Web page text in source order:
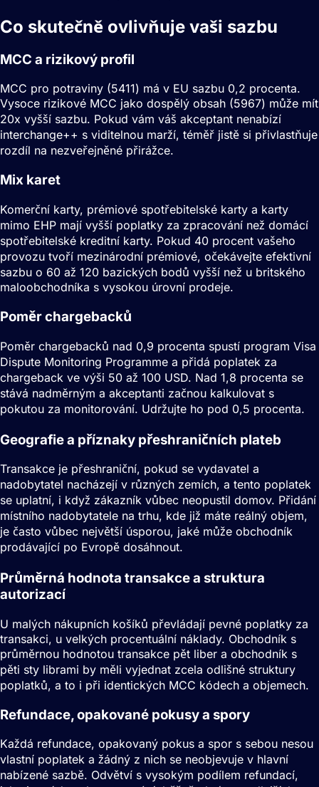
Co skutečně ovlivňuje vaši sazbu
MCC a rizikový profil
MCC pro potraviny (5411) má v EU sazbu 0,2 procenta.
Vysoce rizikové MCC jako dospělý obsah (5967) může mít
20x vyšší sazbu. Pokud vám váš akceptant nenabízí
interchange++ s viditelnou marží, téměř jistě si přivlastňuje
rozdíl na nezveřejněné přirážce.
Mix karet
Komerční karty, prémiové spotřebitelské karty a karty
mimo EHP mají vyšší poplatky za zpracování než domácí
spotřebitelské kreditní karty. Pokud 40 procent vašeho
provozu tvoří mezinárodní prémiové, očekávejte efektivní
sazbu o 60 až 120 bazických bodů vyšší než u britského
maloobchodníka s vysokou úrovní prodeje.
Poměr chargebacků
Poměr chargebacků nad 0,9 procenta spustí program Visa
Dispute Monitoring Programme a přidá poplatek za
chargeback ve výši 50 až 100 USD. Nad 1,8 procenta se
stává nadměrným a akceptanti začnou kalkulovat s
pokutou za monitorování. Udržujte ho pod 0,5 procenta.
Geografie a příznaky přeshraničních plateb
Transakce je přeshraniční, pokud se vydavatel a
nadobytatel nacházejí v různých zemích, a tento poplatek
se uplatní, i když zákazník vůbec neopustil domov. Přidání
místního nadobytatele na trhu, kde již máte reálný objem,
je často vůbec největší úsporou, jaké může obchodník
prodávající po Evropě dosáhnout.
Průměrná hodnota transakce a struktura
autorizací
U malých nákupních košíků převládají pevné poplatky za
transakci, u velkých procentuální náklady. Obchodník s
průměrnou hodnotou transakce pět liber a obchodník s
pěti sty librami by měli vyjednat zcela odlišné struktury
poplatků, a to i při identických MCC kódech a objemech.
Refundace, opakované pokusy a spory
Každá refundace, opakovaný pokus a spor s sebou nesou
vlastní poplatek a žádný z nich se neobjevuje v hlavní
nabízené sazbě. Odvětví s vysokým podílem refundací,